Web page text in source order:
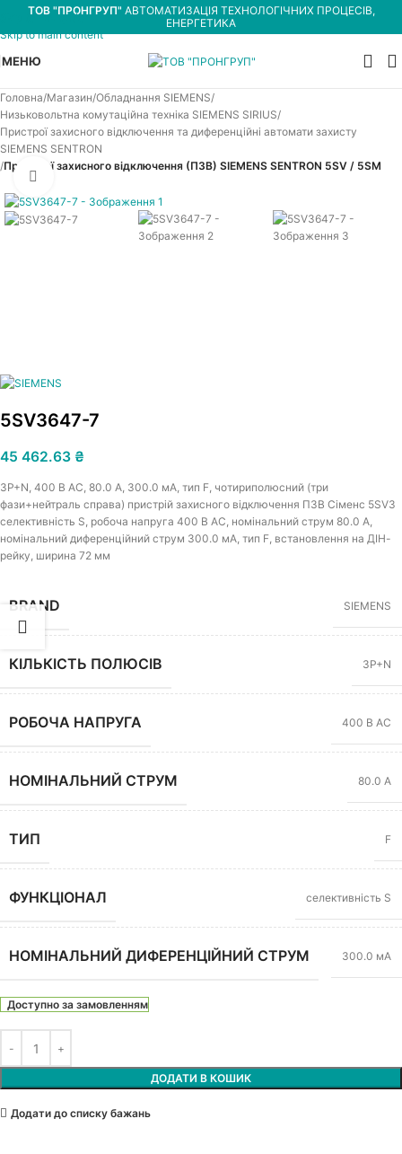
Skip to navigation
Skip to main content
ТОВ "ПРОНГРУП" АВТОМАТИЗАЦІЯ ТЕХНОЛОГІЧНИХ ПРОЦЕСІВ,
ЕНЕРГЕТИКА
МЕНЮ
Головна Магазин Обладнання SIEMENS
Низьковольтна комутаційна техніка SIEMENS SIRIUS
Пристрої захисного відключення та диференційні автомати захисту
SIEMENS SENTRON
Пристрої захисного відключення (ПЗВ) SIEMENS SENTRON 5SV / 5SM
5SV3647-7
45 462.63 ₴
3Р+N, 400 В АС, 80.0 A, 300.0 мА, тип F, чотириполюсний (три
фази+нейтраль справа) пристрій захисного відключення ПЗВ Сіменс 5SV3
селективність S, робоча напруга 400 В АС, номінальний струм 80.0 A,
номінальний диференційний струм 300.0 мА, тип F, встановлення на ДІН-
рейку, ширина 72 мм
BRAND SIEMENS
КІЛЬКІСТЬ ПОЛЮСІВ 3P+N
РОБОЧА НАПРУГА 400 В AC
НОМІНАЛЬНИЙ СТРУМ 80.0 А
ТИП F
ФУНКЦІОНАЛ селективність S
НОМІНАЛЬНИЙ ДИФЕРЕНЦІЙНИЙ СТРУМ 300.0 мА
Доступно за замовленням
ДОДАТИ В КОШИК
Додати до списку бажань